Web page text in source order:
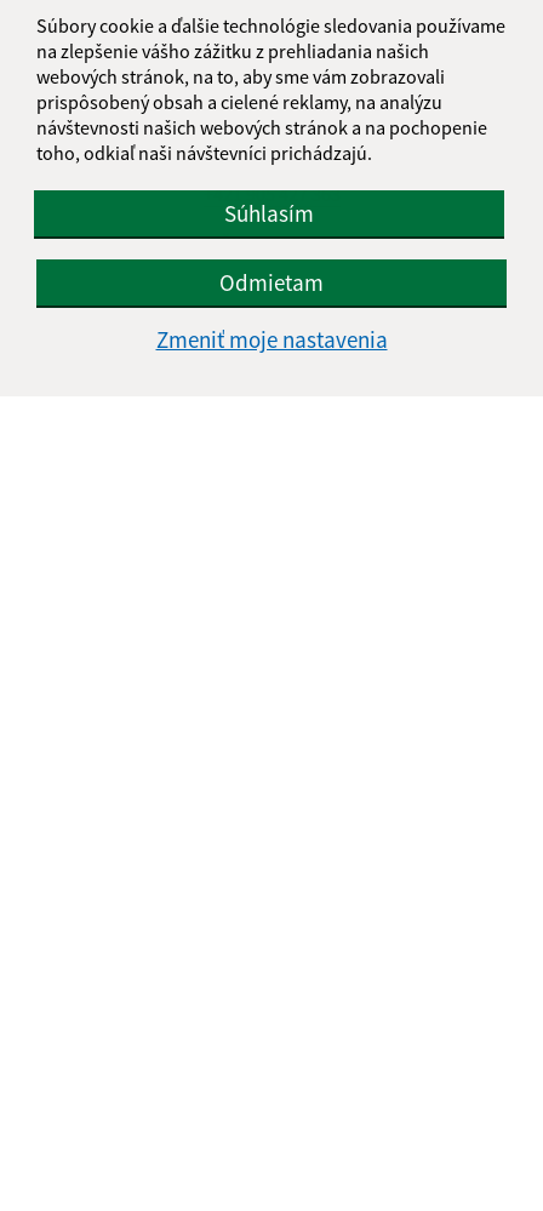
Súbory cookie a ďalšie technológie sledovania používame
na zlepšenie vášho zážitku z prehliadania našich
webových stránok, na to, aby sme vám zobrazovali
prispôsobený obsah a cielené reklamy, na analýzu
návštevnosti našich webových stránok a na pochopenie
toho, odkiaľ naši návštevníci prichádzajú.
Súhlasím
Odmietam
Zmeniť moje nastavenia
Obecný úrad Hlinné
Hlinné 74
094 35 Soľ
info@hlinne.sk
+421 905 427 363
IČO: 00332411